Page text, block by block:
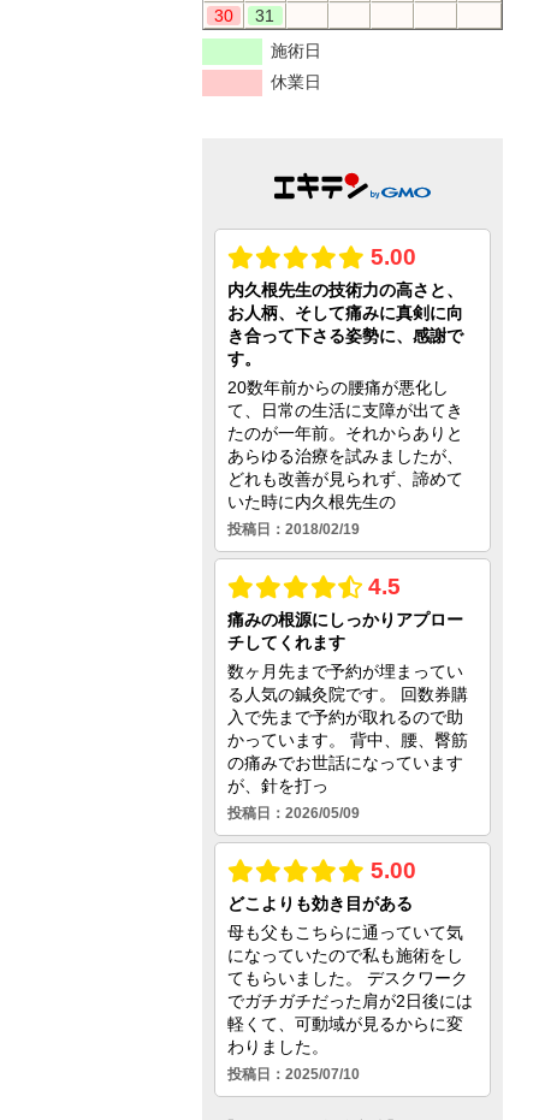
30
31
施術日
休業日